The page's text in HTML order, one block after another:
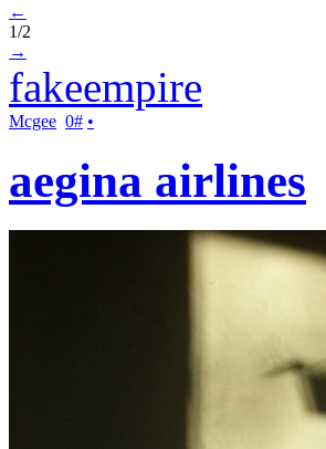
←
1/2
→
fakeempire
Mcgee 0# •
аegina аirlines